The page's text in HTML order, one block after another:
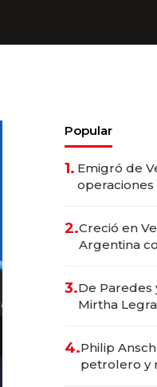
Popular
1. Emigró de
operaciones
2.Creció en
Argentina
marcas
3.De Paredes
Mirtha
4.Philip
petrolero y